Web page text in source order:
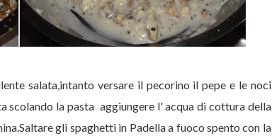
salata,intanto versare il pecorino il pepe e le noci
scolando la pasta aggiungere l' acqua di cottura della
Saltare gli spaghetti in Padella a fuoco spento con la